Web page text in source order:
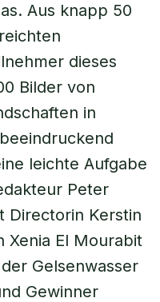
Aus knapp 50
dieses
Bilder von
in
leichte Aufgabe
Peter
Directorin Kerstin
Xenia El Mourabit
Gelsenwasser
Gewinner